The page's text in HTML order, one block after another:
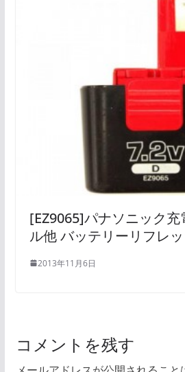
[EZ9065]パナソニック充
ル他 バッテリーリフレ
2013年11月6日
コメントを残す